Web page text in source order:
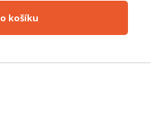
Do košíku